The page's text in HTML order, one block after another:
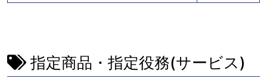
指定商品・指定役務(サービス)